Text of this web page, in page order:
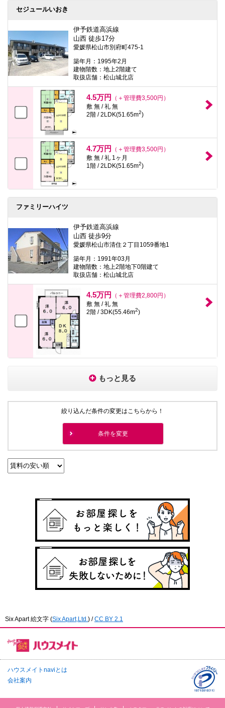
セジュールいおき
伊予鉄道高浜線
山西 徒歩17分
愛媛県松山市別府町475-1
築年月：1995年2月
建物階数：地上2階建て
取扱店舗：松山城北店
4.5万円
（＋管理費3,500円）
敷 無 / 礼 無
2階 / 2LDK(51.65m2)
4.7万円
（＋管理費3,500円）
敷 無 / 礼 1ヶ月
1階 / 2LDK(51.65m2)
ファミリーハイツ
伊予鉄道高浜線
山西 徒歩9分
愛媛県松山市清住２丁目1059番地1
築年月：1991年03月
建物階数：地上2階地下0階建て
取扱店舗：松山城北店
4.5万円
（＋管理費2,800円）
敷 無 / 礼 無
2階 / 3DK(55.46m2)
もっと見る
絞り込んだ条件の変更はこちらから！
条件を変更
Six Apart 絵文字 (Six Apart,Ltd. ) /CC BY 2.1
ハウスメイトnaviとは
会社案内